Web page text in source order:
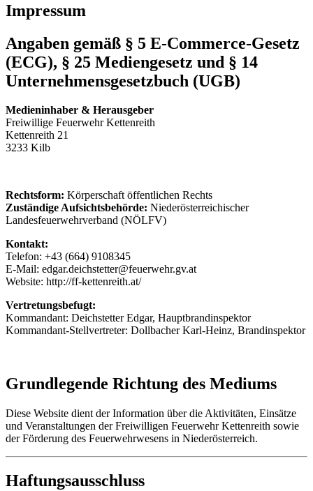
Impressum
Angaben gemäß § 5 E-Commerce-Gesetz
(ECG), § 25 Mediengesetz und § 14
Unternehmensgesetzbuch (UGB)
Medieninhaber & Herausgeber
Freiwillige Feuerwehr Kettenreith
Kettenreith 21
3233 Kilb
Rechtsform: Körperschaft öffentlichen Rechts
Zuständige Aufsichtsbehörde: Niederösterreichischer
Landesfeuerwehrverband (NÖLFV)
Kontakt:
Telefon: +43 (664) 9108345
E-Mail: edgar.deichstetter@feuerwehr.gv.at
Website: http://ff-kettenreith.at/
Vertretungsbefugt:
Kommandant: Deichstetter Edgar, Hauptbrandinspektor
Kommandant-Stellvertreter: Dollbacher Karl-Heinz, Brandinspektor
Grundlegende Richtung des Mediums
Diese Website dient der Information über die Aktivitäten, Einsätze
und Veranstaltungen der Freiwilligen Feuerwehr Kettenreith sowie
der Förderung des Feuerwehrwesens in Niederösterreich.
Haftungsausschluss